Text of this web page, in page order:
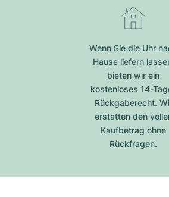
Wenn Sie die Uhr
Hause liefern
bieten wir ein
kostenloses 14-
Rückgaberecht.
erstatten den
Kaufbetrag ohne
Rückfragen.